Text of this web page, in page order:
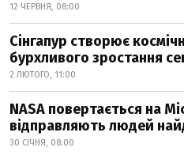
12 ЧЕРВНЯ, 08:00
Сінгапур створює
бурхливого зростання
2 ЛЮТОГО, 11:00
NASA повертається на
відправляють людей
30 СІЧНЯ, 08:00